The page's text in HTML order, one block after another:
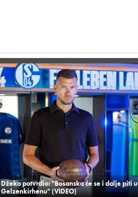
Džeko potvrdio: "Bosanska će se i dalje piti u
Gelzenkirhenu" (VIDEO)